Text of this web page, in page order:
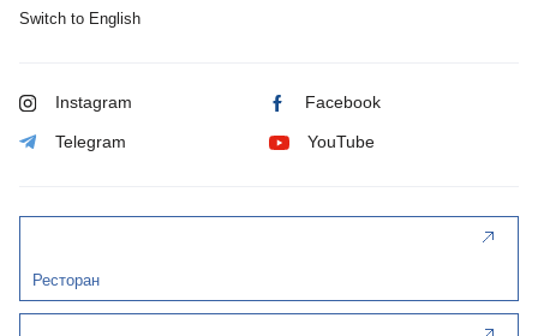
Switch to English
Instagram Facebook
Telegram YouTube
Ресторан